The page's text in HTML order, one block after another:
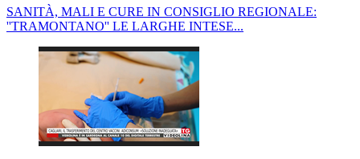
SANITÀ, MALI E CURE IN CONSIGLIO REGIONALE:
''TRAMONTANO'' LE LARGHE INTESE...